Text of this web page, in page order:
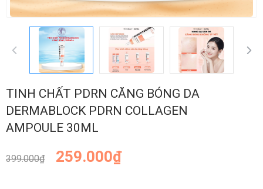
TINH CHẤT PDRN CĂNG BÓNG DA
DERMABLOCK PDRN COLLAGEN
AMPOULE 30ML
399.000₫ 259.000₫